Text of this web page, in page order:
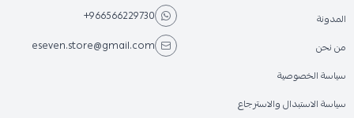
المدونة
من نحن
سياسة الخصوصية
سياسة الاستبدال والاسترجاع
+966566229730
eseven.store@gmail.com